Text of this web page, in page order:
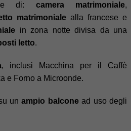
di: camera matrimoniale,
matrimoniale alla francese e
in zona notte divisa da una
letto.
, inclusi Macchina per il Caffè
e Forno a Microonde.
unampio balconead uso degli